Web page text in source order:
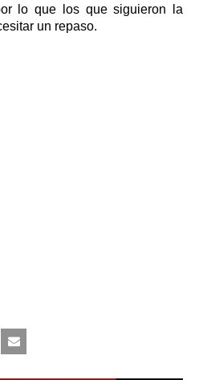
lo que los que siguieron la
un repaso.